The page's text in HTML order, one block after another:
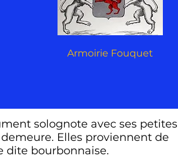
Armoirie Fouquet
solognote avec ses petites
Elles proviennent de
dite bourbonnaise.